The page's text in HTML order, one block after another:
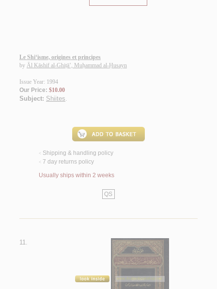
Le Shi‘isme, origines et principes
by Āl Kāshif al-Ghiṭā’, Muḥammad al-Ḥusayn
Issue Year: 1994
Our Price: $10.00
Subject: Shiites.
< Shipping & handling policy
< 7 day returns policy
Usually ships within 2 weeks
QS
11.